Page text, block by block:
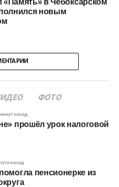
«Память» в Чебоксарском
новым
ФОТО
назад
прошёл урок налоговой
назад
пенсионерке из